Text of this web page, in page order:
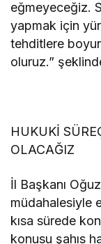
eğmeyeceğiz.
yapmak için
tehditlere
oluruz.”
HUKUKİ
OLACAĞIZ
İl Başkanı
müdahalesiyle
kısa sürede
konusu şahıs